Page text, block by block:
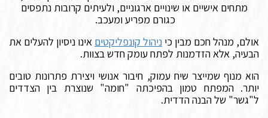
מתחים אישיים או שינויים ארגוניים, ולעיתים קרובות נתפסים
כגורם מפריע ומעכב.
אולם, מנהל חכם מבין כי ניהול קונפליקטים אינו ניסיון להעלים את
הבעיה, אלא הזדמנות לפתח עומק חדש בצוות.
הוא מנוף שמייצר שיח עמוק, חיבור אנושי ויצירת פתרונות טובים
יותר. המפתח טמון בהפיכתה "חומה" שנוצרת בין הצדדים
ל"גשר" של הבנה הדדית.